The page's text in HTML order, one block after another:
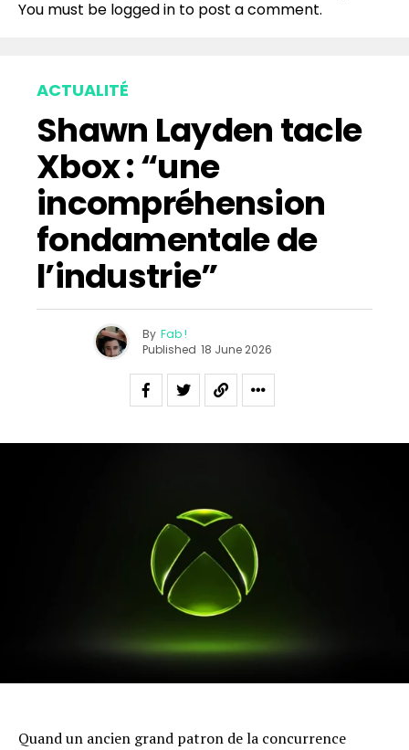
You must be logged in to post a comment.
ACTUALITÉ
Shawn Layden tacle
Xbox : “une
incompréhension
fondamentale de
l’industrie”
By Fab !
Published 18 June 2026
Quand un ancien grand patron de la concurrence